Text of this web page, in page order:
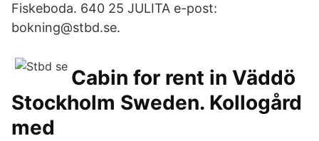
Fiskeboda. 640 25 JULITA e-post:
bokning@stbd.se.
Cabin for rent in Väddö
Stockholm Sweden. Kollogård
med